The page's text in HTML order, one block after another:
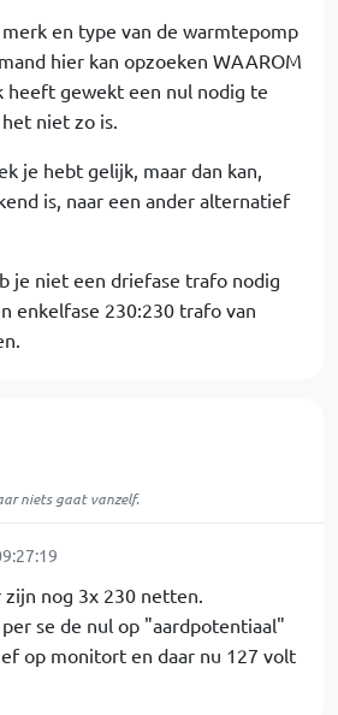
en type van de warmtepomp
hier kan opzoeken WAAROM
heeft gewekt een nul nodig te
niet zo is.
je hebt gelijk, maar dan kan,
is, naar een ander alternatief
je niet een driefase trafo nodig
enkelfase 230:230 trafo van
niets gaat vanzelf.
zijn nog 3x 230 netten.
se de nul op "aardpotentiaal"
op monitort en daar nu 127 volt